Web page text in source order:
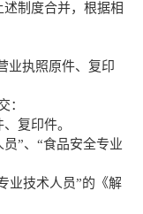
制度合并，根据相
业执照原件、复印
：
复印件。
”、“食品安全专业
业技术人员”的《解